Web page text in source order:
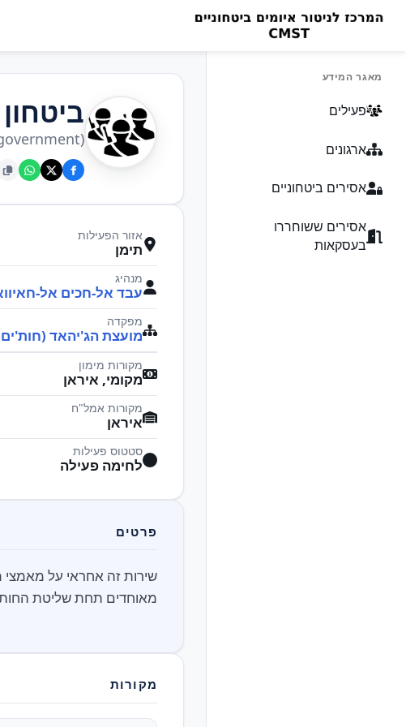
מאגר המידע
פעילים
ארגונים
אסירים ביטחוניים
אסירים ששוחררו
בעסקאות
אזור הפעילות
תימן
מנהיג
עבד אל-חכים אל-
מפקדה
מועצת הג'יהאד
מקורות מימון
מקומי, איראן
מקורות אמל"ח
איראן
סטטוס פעילות
לחימה פעילה
פרטים
שירות זה אחראי על מאמצי
מאוחדים תחת שליטת
מקורות